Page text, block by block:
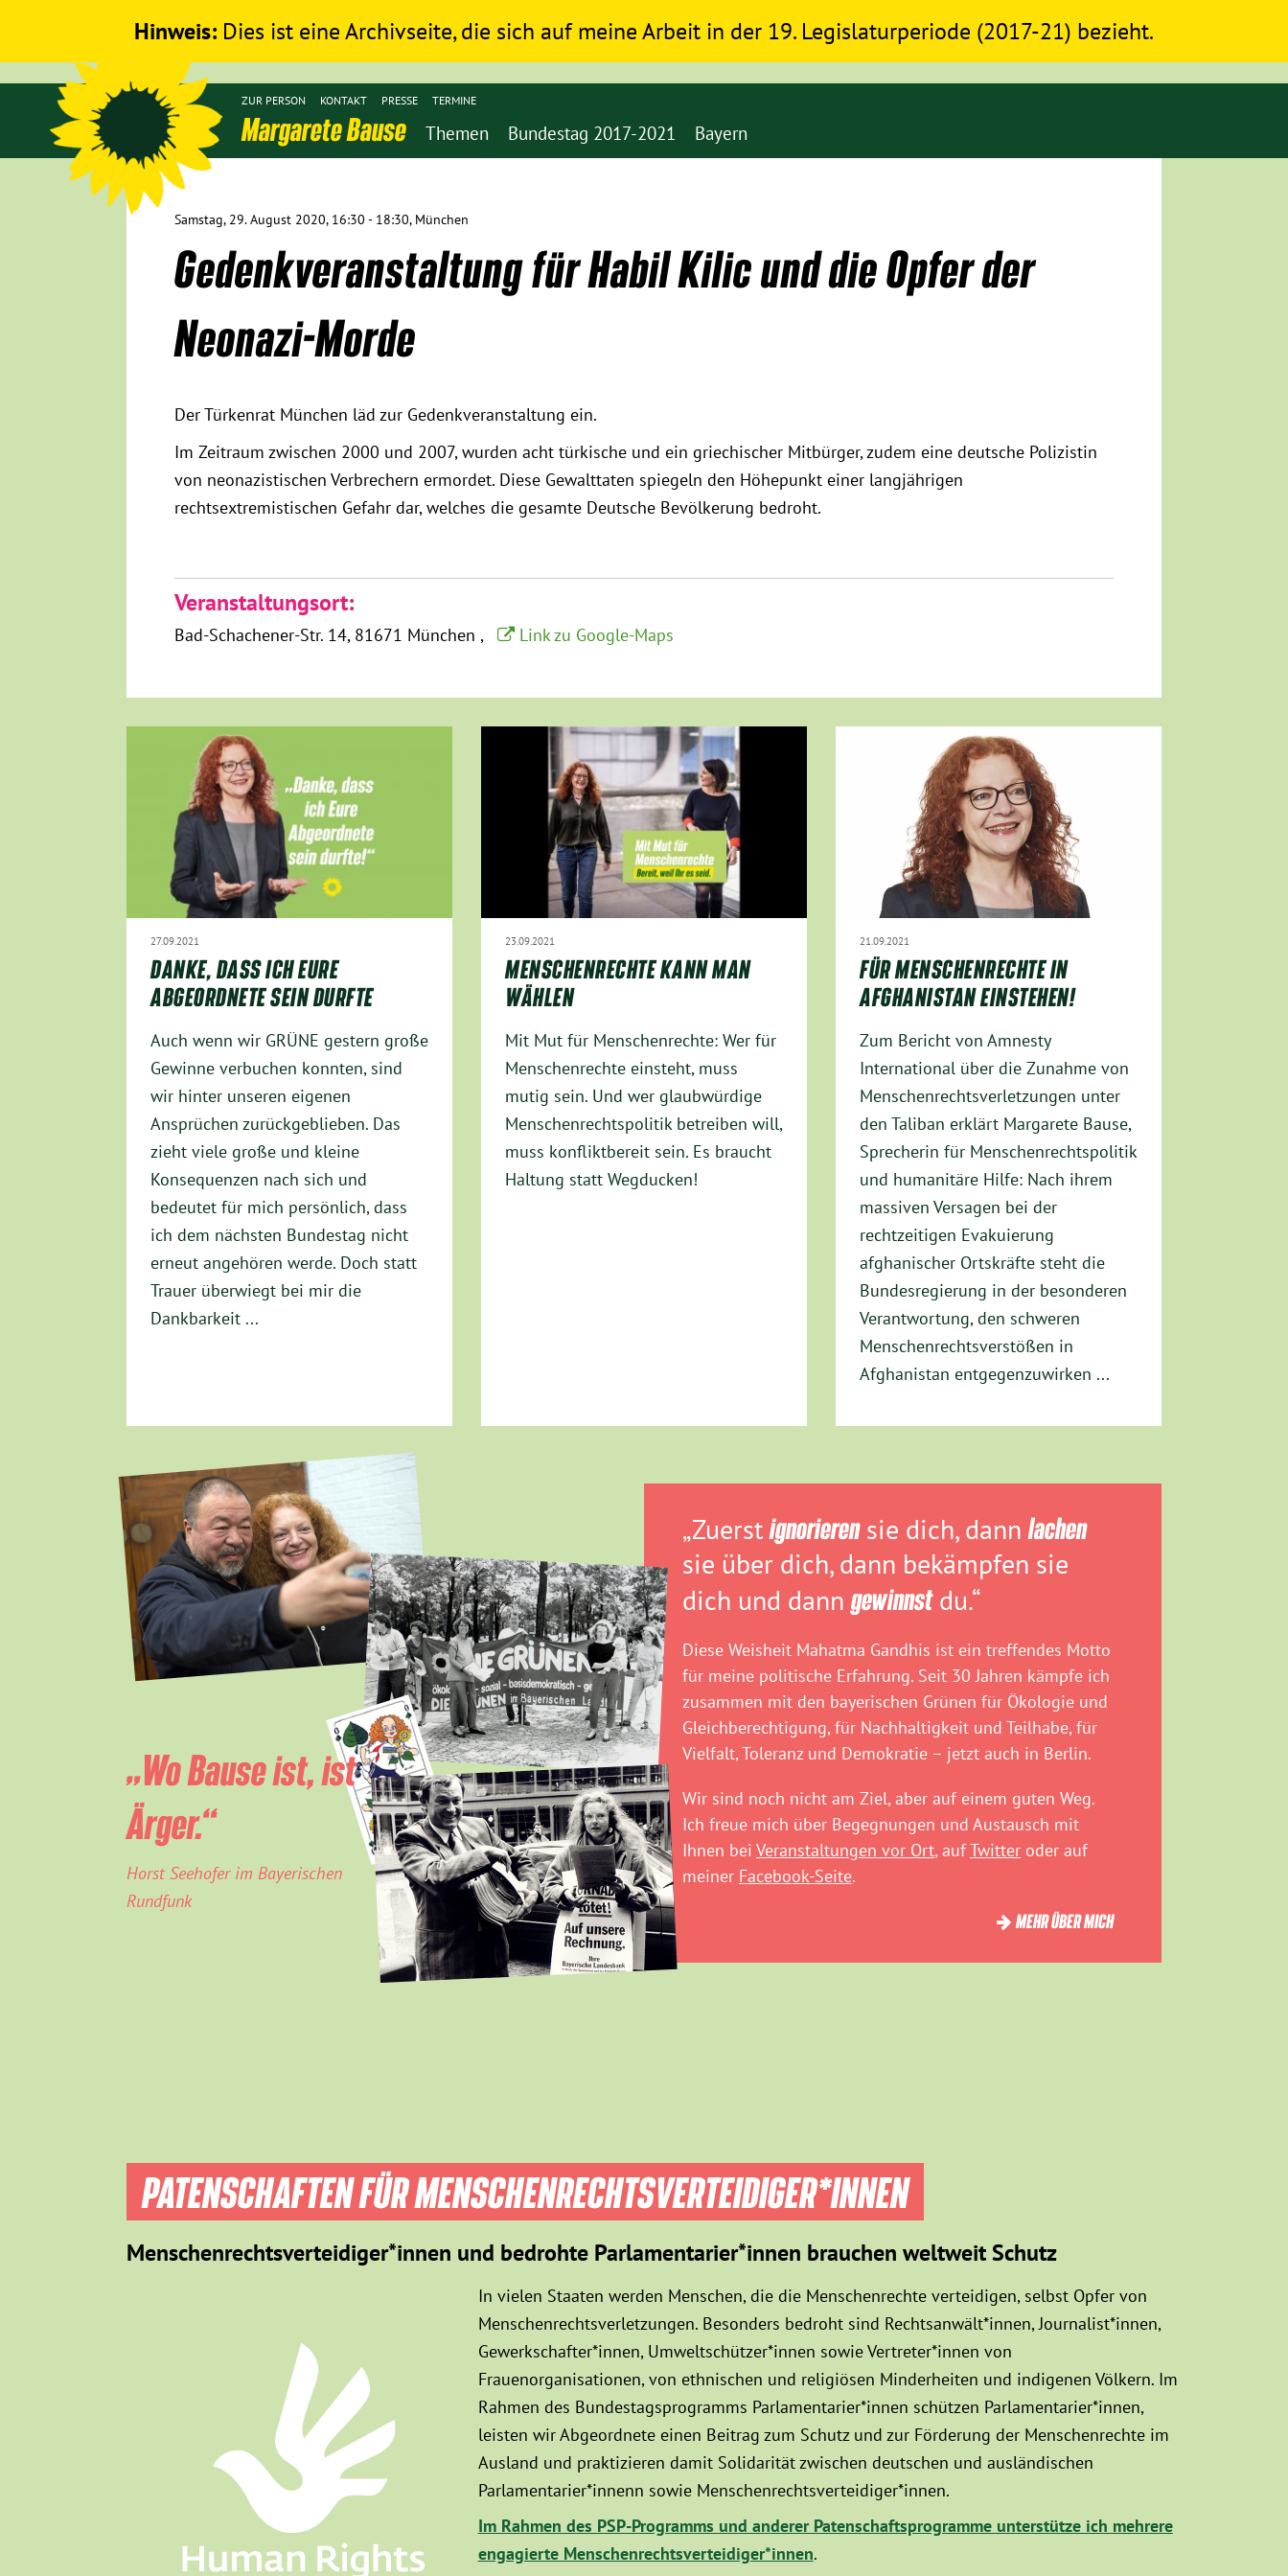
Hinweis: Dies ist eine Archivseite, die sich auf meine Arbeit in der 19. Legislaturperiode (2017-21) bezieht.
Margarete Bause Themen Bundestag 2017-2021 Bayern
ZUR PERSON KONTAKT PRESSE TERMINE
Samstag, 29. August 2020, 16:30 - 18:30, München
Gedenkveranstaltung für Habil Kilic und die Opfer der
Neonazi-Morde
Der Türkenrat München läd zur Gedenkveranstaltung ein.
Im Zeitraum zwischen 2000 und 2007, wurden acht türkische und ein griechischer Mitbürger, zudem eine deutsche Polizistin
von neonazistischen Verbrechern ermordet. Diese Gewalttaten spiegeln den Höhepunkt einer langjährigen
rechtsextremistischen Gefahr dar, welches die gesamte Deutsche Bevölkerung bedroht.
Veranstaltungsort:
Bad-Schachener-Str. 14 81671 München Link zu Google-Maps
27.09.2021
DANKE, DASS ICH EURE
ABGEORDNETE SEIN DURFTE
Auch wenn wir GRÜNE gestern große
Gewinne verbuchen konnten, sind
wir hinter unseren eigenen
Ansprüchen zurückgeblieben. Das
zieht viele große und kleine
Konsequenzen nach sich und
bedeutet für mich persönlich, dass
ich dem nächsten Bundestag nicht
erneut angehören werde. Doch statt
Trauer überwiegt bei mir die
Dankbarkeit ...
23.09.2021
MENSCHENRECHTE KANN MAN
WÄHLEN
Mit Mut für Menschenrechte: Wer für
Menschenrechte einsteht, muss
mutig sein. Und wer glaubwürdige
Menschenrechtspolitik betreiben will,
muss konfliktbereit sein. Es braucht
Haltung statt Wegducken!
21.09.2021
FÜR MENSCHENRECHTE IN
AFGHANISTAN EINSTEHEN!
Zum Bericht von Amnesty
International über die Zunahme von
Menschenrechtsverletzungen unter
den Taliban erklärt Margarete Bause,
Sprecherin für Menschenrechtspolitik
und humanitäre Hilfe: Nach ihrem
massiven Versagen bei der
rechtzeitigen Evakuierung
afghanischer Ortskräfte steht die
Bundesregierung in der besonderen
Verantwortung, den schweren
Menschenrechtsverstößen in
Afghanistan entgegenzuwirken ...
„Zuerstignorierensie dich, dannlachen
sie über dich, dann bekämpfen sie
dich und dann gewinnstdu.“
Diese Weisheit Mahatma Gandhis ist ein treffendes Motto
für meine politische Erfahrung. Seit 30 Jahren kämpfe ich
zusammen mit den bayerischen Grünen für Ökologie und
Gleichberechtigung, für Nachhaltigkeit und Teilhabe, für
Vielfalt, Toleranz und Demokratie – jetzt auch in Berlin.
Wir sind noch nicht am Ziel, aber auf einem guten Weg.
Ich freue mich über Begegnungen und Austausch mit
Ihnen bei Veranstaltungen vor Ort, aufTwitter oder auf
meiner Facebook-Seite.
MEHR ÜBER MICH
„Wo Bause ist, ist
Ärger.“
Horst Seehofer im Bayerischen
Rundfunk
PATENSCHAFTEN FÜR MENSCHEN­RECHTS­VER­TEIDIGER­*INNEN
Menschenrechtsverteidiger*innen und bedrohte Parlamentarier*innen brauchen weltweit Schutz
In vielen Staaten werden Menschen, die die Menschenrechte verteidigen, selbst Opfer von
Menschenrechtsverletzungen. Besonders bedroht sind Rechtsanwält*innen, Journalist*innen,
Gewerkschafter*innen, Umweltschützer*innen sowie Vertreter*innen von
Frauenorganisationen, von ethnischen und religiösen Minderheiten und indigenen Völkern. Im
Rahmen des Bundestagsprogramms Parlamentarier*innen schützen Parlamentarier*innen,
leisten wir Abgeordnete einen Beitrag zum Schutz und zur Förderung der Menschenrechte im
Ausland und praktizieren damit Solidarität zwischen deutschen und ausländischen
Parlamentarier*innenn sowie Menschenrechtsverteidiger*innen.
Im Rahmen des PSP-Programms und anderer Patenschaftsprogramme unterstütze ich mehrere
engagierte Menschenrechtsverteidiger*innen.